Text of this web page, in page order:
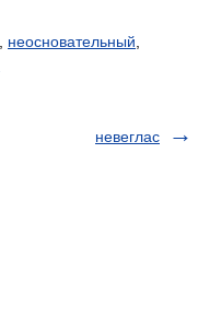
неосновательный
невеглас